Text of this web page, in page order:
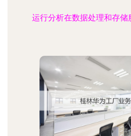
运行分析在数据处理和存储